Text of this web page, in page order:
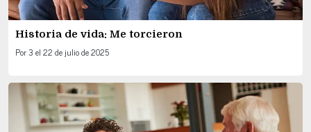
Historia de vida: Me torcieron
Por3 el 22 de julio de 2025